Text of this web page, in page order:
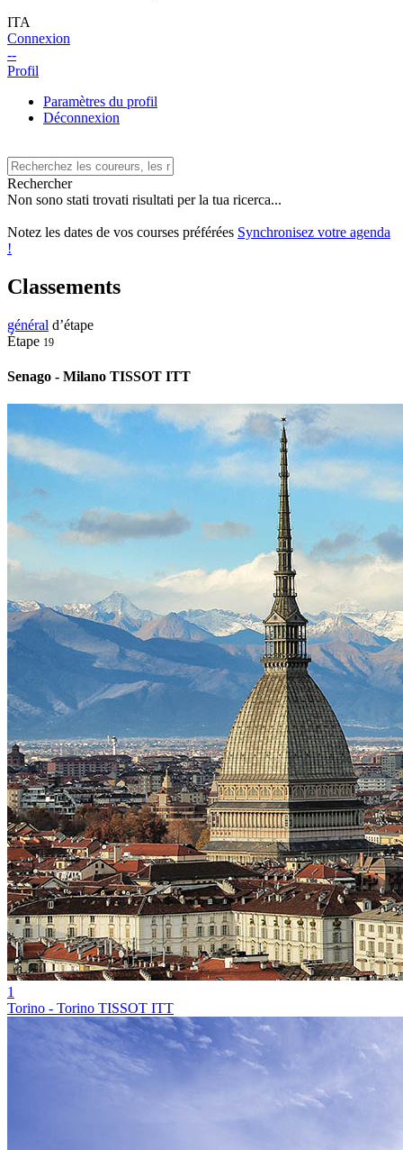
ITA
Connexion
--
Profil
Paramètres du profil
Déconnexion
Rechercher
Non sono stati trovati risultati per la tua ricerca...
Notez les dates de vos courses préférées Synchronisez votre agenda
!
Classements
général d’étape
Étape 19
Senago - Milano TISSOT ITT
1
Torino - Torino TISSOT ITT